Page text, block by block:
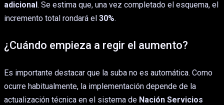
adicional. Se estima que, una vez completado el esquema, el
incremento total rondará el 30%.
¿Cuándo empieza a regir el aumento?
Es importante destacar que la suba no es automática. Como
ocurre habitualmente, la implementación depende de la
actualización técnica en el sistema de Nación Servicios